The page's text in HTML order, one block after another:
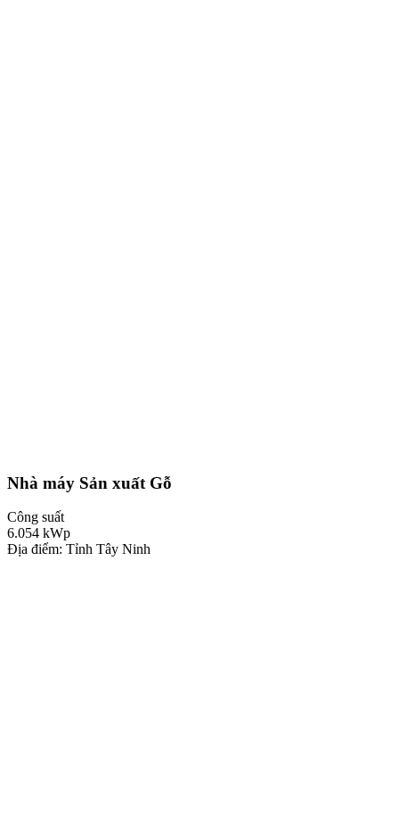
Nhà máy Sản xuất Gỗ
Công suất
6.054 kWp
Địa điểm: Tỉnh Tây Ninh